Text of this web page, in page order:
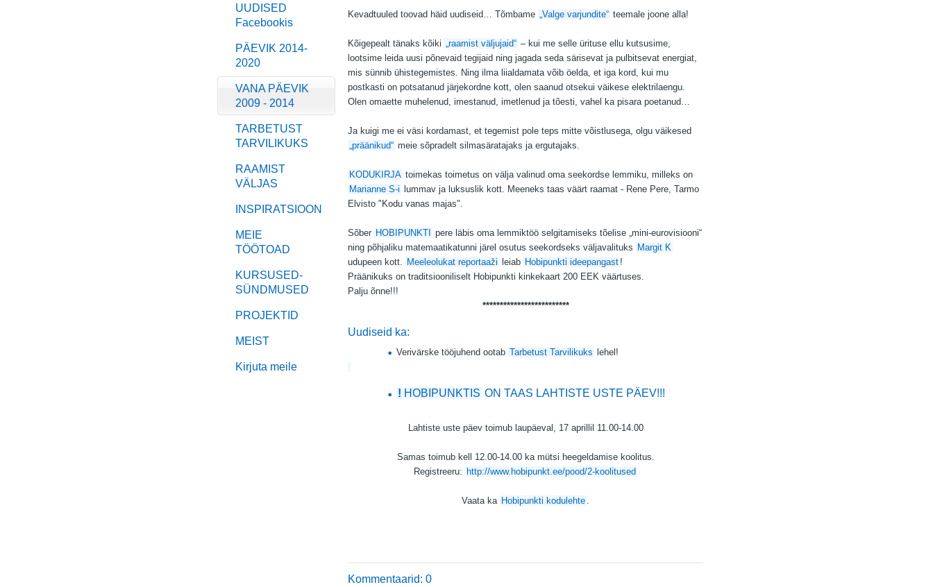
UUDISED
Facebookis
PÄEVIK 2014-
2020
VANA PÄEVIK
2009 - 2014
TARBETUST
TARVILIKUKS
RAAMIST
VÄLJAS
INSPIRATSIOON
MEIE
TÖÖTOAD
KURSUSED-
SÜNDMUSED
PROJEKTID
MEIST
Kirjuta meile
Kevadtuuled toovad häid uudiseid… Tõmbame „Valge varjundite“ teemale joone alla!
Kõigepealt tänaks kõiki „raamist väljujaid“ – kui me selle ürituse ellu kutsusime,
lootsime leida uusi põnevaid tegijaid ning jagada seda särisevat ja pulbitsevat energiat,
mis sünnib ühistegemistes. Ning ilma liialdamata võib öelda, et iga kord, kui mu
postkasti on potsatanud järjekordne kott, olen saanud otsekui väikese elektrilaengu.
Olen omaette muhelenud, imestanud, imetlenud ja tõesti, vahel ka pisara poetanud…
Ja kuigi me ei väsi kordamast, et tegemist pole teps mitte võistlusega, olgu väikesed
„präänikud“ meie sõpradelt silmasäratajaks ja ergutajaks.
KODUKIRJA toimekas toimetus on välja valinud oma seekordse lemmiku, milleks on
Marianne S-i
lummav ja luksuslik kott. Meeneks taas väärt raamat - Rene Pere, Tarmo
Elvisto "Kodu vanas majas".
Sõber HOBIPUNKTI
pere läbis oma lemmiktöö selgitamiseks tõelise „mini-eurovisiooni“
ning põhjaliku matemaatikatunni järel osutus seekordseks väljavalituks Margit K
udupeen kott. Meeleolukat reportaaži leiab Hobipunkti ideepangast !
Präänikuks on traditsiooniliselt Hobipunkti kinkekaart 200 EEK väärtuses.
Palju õnne!!!
*************************
Uudiseid ka:
Verivärske tööjuhend ootab Tarbetust Tarvilikuks lehel!
! HOBIPUNKTIS ON TAAS LAHTISTE USTE PÄEV!!!
Lahtiste uste päev toimub laupäeval, 17 aprillil 11.00-14.00
Samas toimub kell 12.00-14.00 ka mütsi heegeldamise koolitus.
Registreeru: http://www.hobipunkt.ee/pood/2-koolitused
Vaata ka Hobipunkti kodulehte .
Kommentaarid: 0